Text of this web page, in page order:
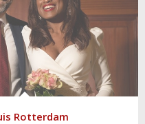
Rotterdam